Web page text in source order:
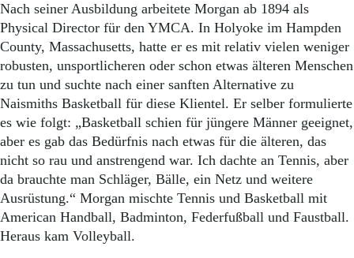
Mediadaten
Kontakt
Impressum
Datenschutz
Nach seiner Ausbildung arbeitete Morgan ab 1894 als
Physical Director für den YMCA. In Holyoke im Hampden
County, Massachusetts, hatte er es mit relativ vielen weniger
robusten, unsportlicheren oder schon etwas älteren Menschen
zu tun und suchte nach einer sanften Alternative zu
Naismiths Basketball für diese Klientel. Er selber formulierte
es wie folgt: „Basketball schien für jüngere Männer geeignet,
aber es gab das Bedürfnis nach etwas für die älteren, das
nicht so rau und anstrengend war. Ich dachte an Tennis, aber
da brauchte man Schläger, Bälle, ein Netz und weitere
Ausrüstung.“ Morgan mischte Tennis und Basketball mit
American Handball, Badminton, Federfußball und Faustball.
Heraus kam Volleyball.